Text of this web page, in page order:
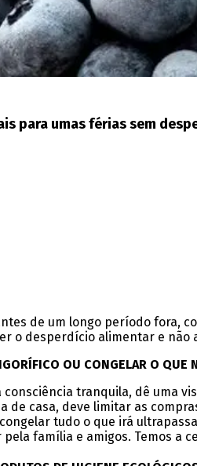
para umas férias sem
de um longo período fora,
o desperdício alimentar e
OU CONGELAR O QUE
consciência tranquila, dê uma
de casa, deve limitar as
tudo o que irá
família e amigos. Temos a